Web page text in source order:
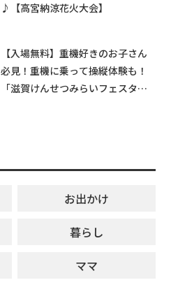
♪【高宮納涼花火大会】
【入場無料】重機好きのお子さん
必見！重機に乗って操縦体験も！
「滋賀けんせつみらいフェスタ
お出かけ
暮らし
ママ